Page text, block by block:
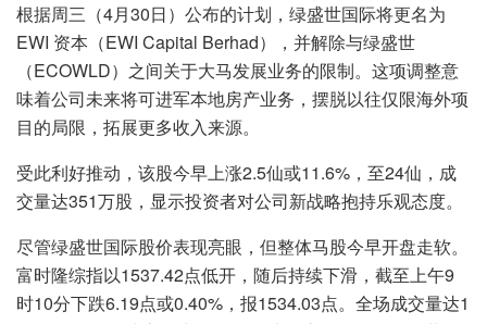
根据周三（4月30日）公布的计划，绿盛世国际将更名为
EWI 资本（EWI Capital Berhad），并解除与绿盛世
（ECOWLD）之间关于大马发展业务的限制。这项调整意
味着公司未来将可进军本地房产业务，摆脱以往仅限海外项
目的局限，拓展更多收入来源。
受此利好推动，该股今早上涨2.5仙或11.6%，至24仙，成
交量达351万股，显示投资者对公司新战略抱持乐观态度。
尽管绿盛世国际股价表现亮眼，但整体马股今早开盘走软。
富时隆综指以1537.42点低开，随后持续下滑，截至上午9
时10分下跌6.19点或0.40%，报1534.03点。全场成交量达1